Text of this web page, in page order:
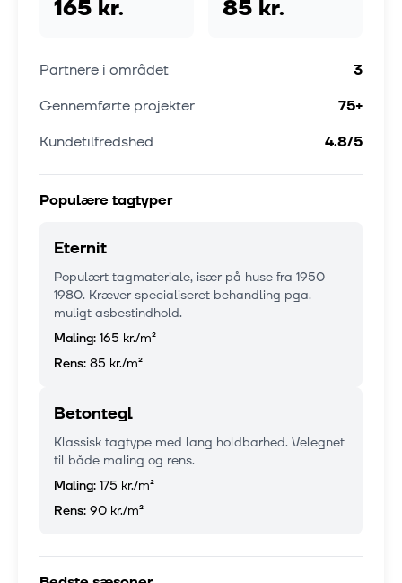
165 kr. 85 kr.
Partnere i området
3
Gennemførte projekter
75+
Kundetilfredshed
4.8/5
Populære tagtyper
Eternit
Populært tagmateriale, især på huse fra 1950-
1980. Kræver specialiseret behandling pga.
muligt asbestindhold.
Maling: 165 kr./m²
Rens: 85 kr./m²
Betontegl
Klassisk tagtype med lang holdbarhed. Velegnet
til både maling og rens.
Maling: 175 kr./m²
Rens: 90 kr./m²